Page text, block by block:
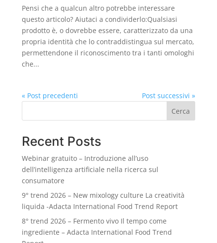
Pensi che a qualcun altro potrebbe interessare
questo articolo? Aiutaci a condividerlo:Qualsiasi
prodotto è, o dovrebbe essere, caratterizzato da una
propria identità che lo contraddistingua sul mercato,
permettendone il riconoscimento tra i tanti omologhi
che...
« Post precedenti
Post successivi »
Cerca
Recent Posts
Webinar gratuito – Introduzione all’uso
dell’intelligenza artificiale nella ricerca sul
consumatore
9° trend 2026 – New mixology culture La creatività
liquida -Adacta International Food Trend Report
8° trend 2026 – Fermento vivo Il tempo come
ingrediente – Adacta International Food Trend